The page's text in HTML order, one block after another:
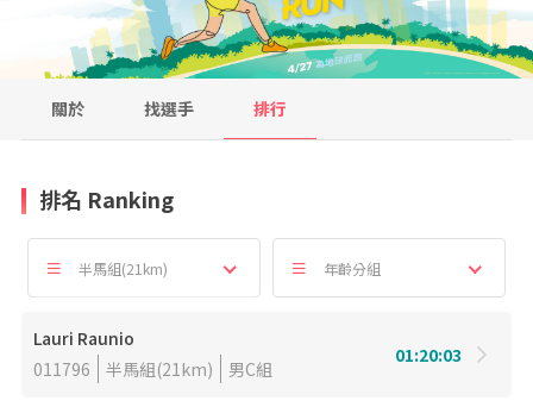
關於 找選手 排行
排名 Ranking
半馬組(21km) 年齡分組
Lauri Raunio
011796
半馬組(21km) 男C組
01:20:03